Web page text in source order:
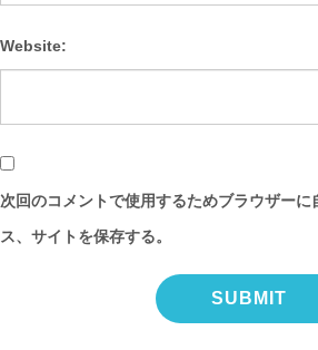
Website:
次回のコメントで使用するためブラウザーに
ス、サイトを保存する。